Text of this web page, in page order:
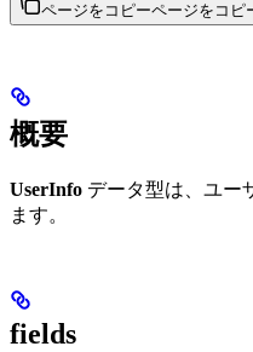
ページをコピーページをコピ
概要
UserInfo データ型は、ユー
ます。
fields